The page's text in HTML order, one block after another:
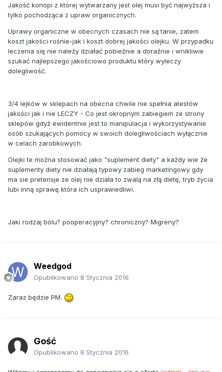
Jakość konopi z której wytwarzany jest olej musi być najwyższa i
tylko pochodząca z upraw organicznych.
Uprawy organiczne w obecnych czasach nie są tanie, zatem
koszt jakości rośnie-jak i koszt dobrej jakości olejku. W przypadku
leczenia się nie należy działać pobieżnie a doraźnie i wnikliwie
szukać najlepszego jakościowo produktu który wyleczy
dolegliwość.
3/4 lejków w sklepach na obecna chwile nie spełnia atestów
jakości jak i nie LECZY - Co jest okropnym zabiegiem ze strony
sklepów gdyż ewidentnie jest to manipulacja i wykorzystywanie
osób szukających pomocy w swoich dolegliwościach wyłącznie
w celach zarobkowych.
Olejki te można stosować jako "suplement diety" a każdy wie że
suplementy diety nie działają typowy zabieg marketingowy gdy
ma sie pretensje ze olej nie działa to zwalą na złą dietę, tryb życia
lubi inną sprawę która ich usprawiedliwi.
Jaki rodzaj bólu? pooperacyjny? chroniczny? Migreny?
Weedgod
Opublikowano 8 Stycznia 2016
Zaraz będzie PM.
Gość
Opublikowano 8 Stycznia 2016